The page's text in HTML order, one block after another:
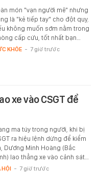
món "vạn người mê" nhưng
là "kẻ tiếp tay" cho đột quỵ.
không muốn sớm nằm trong
cấp cứu, tốt nhất bạn…
KHỎE - 7 giờ trước
xe vào CSGT để
ma túy trong người, khi bị
ra hiệu lệnh dừng để kiểm
Dương Minh Hoàng (Bắc
lao thẳng xe vào cảnh sát…
HỘI - 7 giờ trước